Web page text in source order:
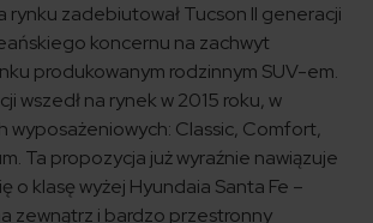
zadebiutował Tucson II generacji
koncernu na zachwyt
produkowanym rodzinnym SUV-em.
wszedł na rynek w 2015 roku, w
wyposażeniowych: Classic, Comfort,
Ta propozycja już wyraźnie nawiązuje
o klasę wyżej Hyundaia Santa Fe –
zewnątrz i bardzo przestronny